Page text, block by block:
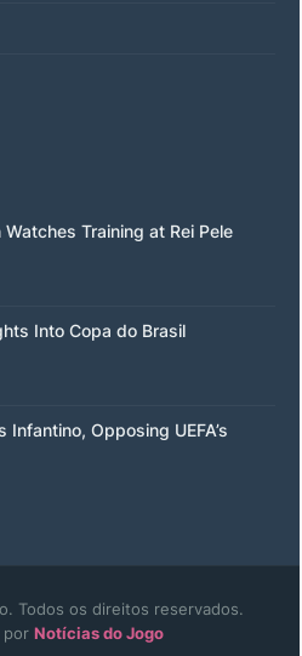
Training at Rei Pele
Into Copa do Brasil
Infantino, Opposing UEFA’s
Todos os direitos reservados.
por Notícias do Jogo